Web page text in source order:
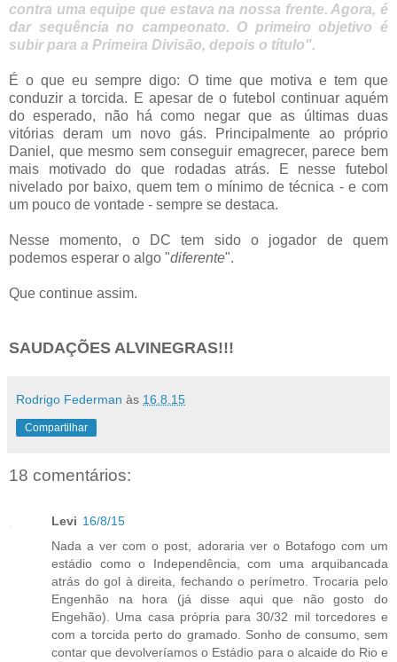
contra uma equipe que estava na nossa frente. Agora, é
dar sequência no campeonato. O primeiro objetivo é
subir para a Primeira Divisão, depois o título".
É o que eu sempre digo: O time que motiva e tem que
conduzir a torcida. E apesar de o futebol continuar aquém
do esperado, não há como negar que as últimas duas
vitórias deram um novo gás. Principalmente ao próprio
Daniel, que mesmo sem conseguir emagrecer, parece bem
mais motivado do que rodadas atrás. E nesse futebol
nivelado por baixo, quem tem o mínimo de técnica - e com
um pouco de vontade - sempre se destaca.
Nesse momento, o DC tem sido o jogador de quem
podemos esperar o algo "diferente".
Que continue assim.
SAUDAÇÕES ALVINEGRAS!!!
Rodrigo Federman às 16.8.15
Compartilhar
18 comentários:
Levi 16/8/15
Nada a ver com o post, adoraria ver o Botafogo com um
estádio como o Independência, com uma arquibancada
atrás do gol à direita, fechando o perímetro. Trocaria pelo
Engenhão na hora (já disse aqui que não gosto do
Engehão). Uma casa própria para 30/32 mil torcedores e
com a torcida perto do gramado. Sonho de consumo, sem
contar que devolveríamos o Estádio para o alcaide do Rio e